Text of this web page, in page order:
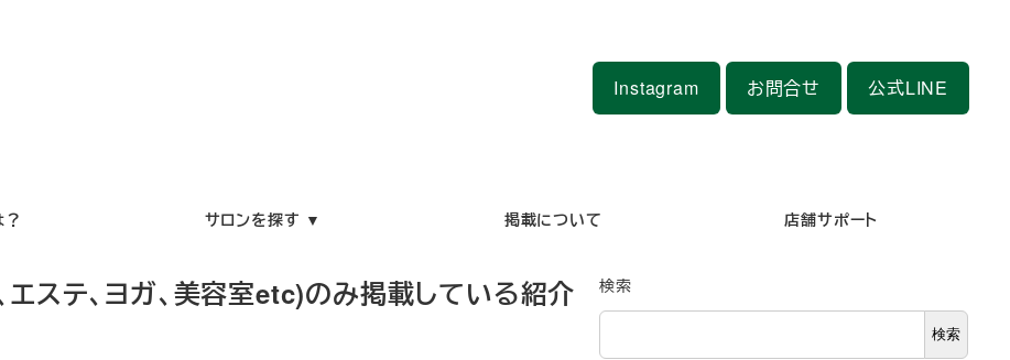
Instagram お問合せ 公式LINE
サロンを探す ▼ 掲載について 店舗サポート
エステ、ヨガ、美容室etc)のみ掲載している紹介
検索
検索